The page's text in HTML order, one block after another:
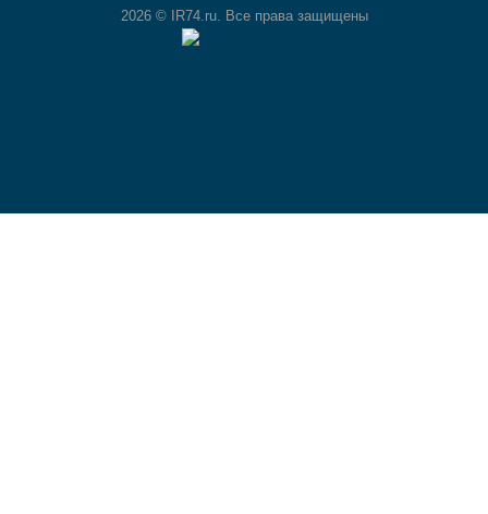
2026 © IR74.ru. Все права защищены